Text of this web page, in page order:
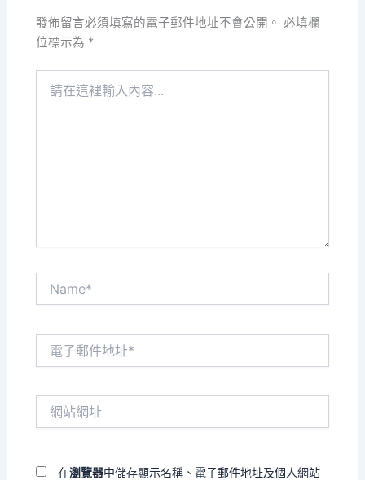
發佈留言必須填寫的電子郵件地址不會公開。 必填欄
位標示為 *
在瀏覽器中儲存顯示名稱、電子郵件地址及個人網站